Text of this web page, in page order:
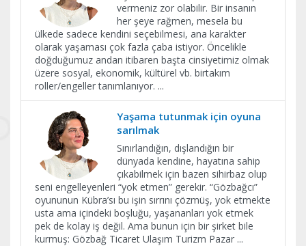
vermeniz zor olabilir. Bir insanın
her şeye rağmen, mesela bu
ülkede sadece kendini seçebilmesi, ana karakter
olarak yaşaması çok fazla çaba istiyor. Öncelikle
doğduğumuz andan itibaren başta cinsiyetimiz olmak
üzere sosyal, ekonomik, kültürel vb. birtakım
roller/engeller tanımlanıyor. ...
Yaşama tutunmak için oyuna
sarılmak
Sınırlandığın, dışlandığın bir
dünyada kendine, hayatına sahip
çıkabilmek için bazen sihirbaz olup
seni engelleyenleri “yok etmen” gerekir. “Gözbağcı”
oyununun Kübra’sı bu işin sırrını çözmüş, yok etmekte
usta ama içindeki boşluğu, yaşananları yok etmek
pek de kolay iş değil. Ama bunun için bir şirket bile
kurmuş: Gözbağ Ticaret Ulaşım Turizm Pazar ...